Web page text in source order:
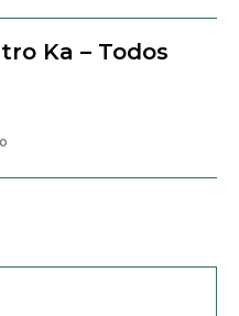
Ka – Todos